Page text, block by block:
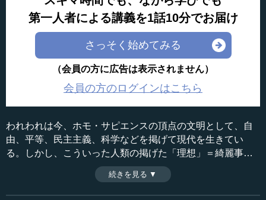
第一人者による講義を1話10分でお届け
さっそく始めてみる
（会員の方に広告は表示されません）
会員の方のログインはこちら
われわれは今、ホモ・サピエンスの頂点の文明として、自
由、平等、民主主義、科学などを掲げて現代を生きてい
る。しかし、こういった人類の掲げた「理想」＝綺麗事を
AIが受け持つ社会になっていくのではないか。人類が受け
持つのは混沌、不合理、つまり「悪いところ」を受け持
つ。この悪いところとは「魂」のことである。つまり人類
収録日：2023年8月2日
続きを見る ▼